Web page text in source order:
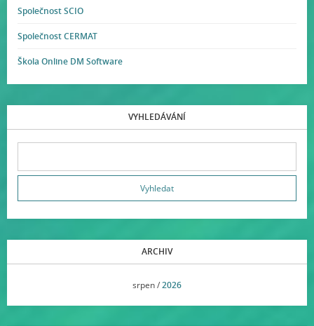
Společnost SCIO
Společnost CERMAT
Škola Online DM Software
VYHLEDÁVÁNÍ
ARCHIV
srpen /2026